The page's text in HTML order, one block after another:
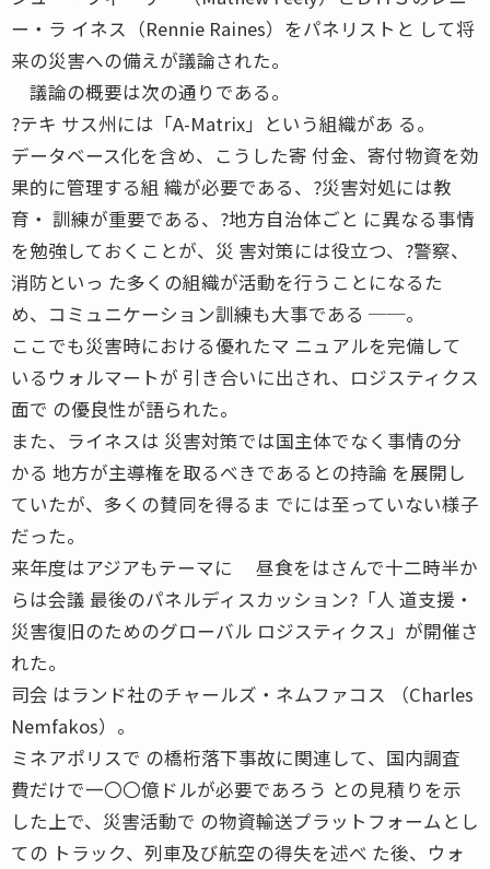
ー・ラ イネス（Rennie Raines）をパネリストと して将
来の災害への備えが議論された。
議論の概要は次の通りである。
?テキ サス州には「A-Matrix」という組織があ る。
データベース化を含め、こうした寄 付金、寄付物資を効
果的に管理する組 織が必要である、?災害対処には教
育・ 訓練が重要である、?地方自治体ごと に異なる事情
を勉強しておくことが、災 害対策には役立つ、?警察、
消防といっ た多くの組織が活動を行うことになるた
め、コミュニケーション訓練も大事である ──。
ここでも災害時における優れたマ ニュアルを完備して
いるウォルマートが 引き合いに出され、ロジスティクス
面で の優良性が語られた。
また、ライネスは 災害対策では国主体でなく事情の分
かる 地方が主導権を取るべきであるとの持論 を展開し
ていたが、多くの賛同を得るま でには至っていない様子
だった。
来年度はアジアもテーマに 昼食をはさんで十二時半か
らは会議 最後のパネルディスカッション?「人 道支援・
災害復旧のためのグローバル ロジスティクス」が開催さ
れた。
司会 はランド社のチャールズ・ネムファコス （Charles
Nemfakos）。
ミネアポリスで の橋桁落下事故に関連して、国内調査
費だけで一〇〇億ドルが必要であろう との見積りを示
した上で、災害活動で の物資輸送プラットフォームとし
ての トラック、列車及び航空の得失を述べ た後、ウォ